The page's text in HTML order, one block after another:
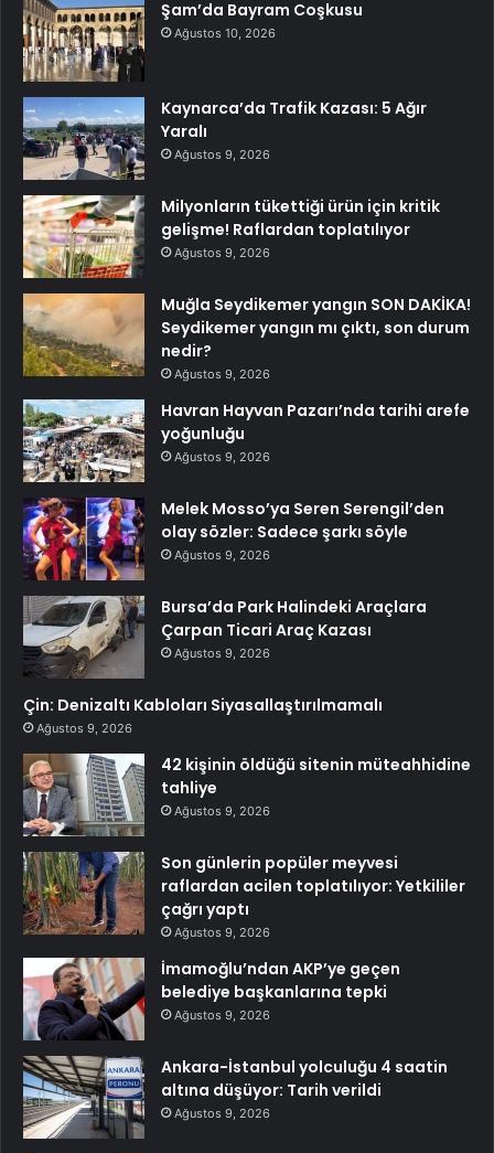
Şam’da Bayram Coşkusu
Ağustos 10, 2026
Kaynarca’da Trafik Kazası: 5 Ağır
Yaralı
Ağustos 9, 2026
Milyonların tükettiği ürün için kritik
gelişme! Raflardan toplatılıyor
Ağustos 9, 2026
Muğla Seydikemer yangın SON DAKİKA!
Seydikemer yangın mı çıktı, son durum
nedir?
Ağustos 9, 2026
Havran Hayvan Pazarı’nda tarihi arefe
yoğunluğu
Ağustos 9, 2026
Melek Mosso’ya Seren Serengil’den
olay sözler: Sadece şarkı söyle
Ağustos 9, 2026
Bursa’da Park Halindeki Araçlara
Çarpan Ticari Araç Kazası
Ağustos 9, 2026
Çin: Denizaltı Kabloları Siyasallaştırılmamalı
Ağustos 9, 2026
42 kişinin öldüğü sitenin müteahhidine
tahliye
Ağustos 9, 2026
Son günlerin popüler meyvesi
raflardan acilen toplatılıyor: Yetkililer
çağrı yaptı
Ağustos 9, 2026
İmamoğlu’ndan AKP’ye geçen
belediye başkanlarına tepki
Ağustos 9, 2026
Ankara-İstanbul yolculuğu 4 saatin
altına düşüyor: Tarih verildi
Ağustos 9, 2026